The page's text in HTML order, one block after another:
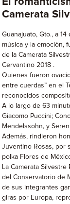
Camerata
Guanajuato, Gto., a
música y la emoción,
de la Camerata
Cervantino 2018 .
Quienes fueron
entre cuerdas” en el
reconocidos
A lo largo de 63
Giacomo Puccini;
Mendelssohn, y
Además, rindieron
Juventino Rosas, por
polka Flores de
La Camerata
del Conservatorio de
de sus integrantes
giras por Europa,